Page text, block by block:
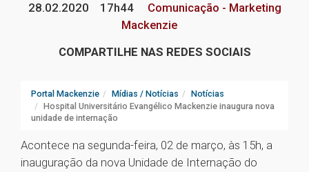
28.02.2020
17h44
Comunicação - Marketing
Mackenzie
COMPARTILHE NAS REDES SOCIAIS
Portal Mackenzie Mídias / Notícias
Notícias
Hospital Universitário Evangélico Mackenzie inaugura nova
unidade de internação
Acontece na segunda-feira, 02 de março, às 15h, a
inauguração da nova Unidade de Internação do